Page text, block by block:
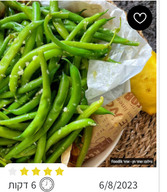
6/8/2023 6 דקות